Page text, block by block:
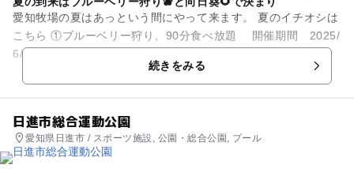
愛知牧場の夏はあっという間にやって来ます。 夏のイチオシは
こちら ①ブルーベリー狩り、90分食べ放題 開催期間 2025/
6/14～8月中旬 料金 大人（中学生以上）…2,0...
続きをみる
日進市総合運動公園
愛知県日進市 / スポーツ施設, 公園・総合公園, プール